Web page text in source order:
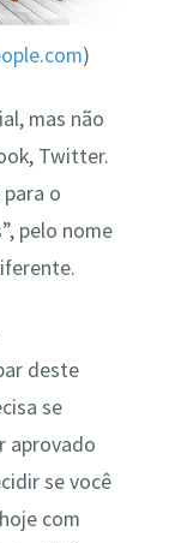
)
mas não
Twitter.
o
pelo nome
deste
se
aprovado
se você
com